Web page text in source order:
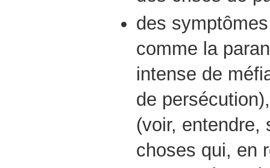
des
comme la
intense de
de
(voir, entendre,
choses qui, en